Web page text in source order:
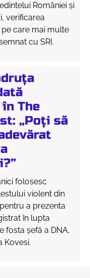
României și
verificarea
care mai multe
cu SRI.
The
„Poți să
folosesc
violent din
a prezenta
în lupta
fosta șefă a DNA,
Kovesi.